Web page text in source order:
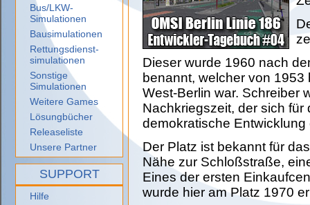
Bus/LKW-
Simulationen
Bausimulationen
Rettungsdienst-
simulationen
Sonstige
Simulationen
Weitere Games
Lösungbücher
Releaseliste
Unsere Partner
SUPPORT
Hilfe
Dieser wurde 1960 nach
benannt, welcher von
West-Berlin war. Schreiber
Nachkriegszeit, der sich
demokratische
Der Platz ist bekannt für
Nähe zur Schloßstraße,
Eines der ersten
wurde hier am Platz 1970